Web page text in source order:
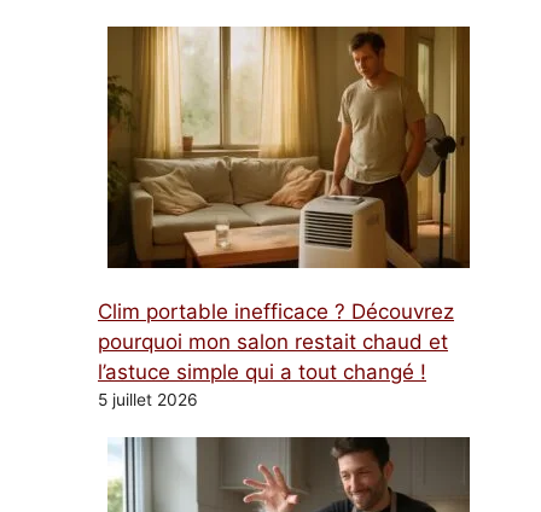
Clim portable inefficace ? Découvrez
pourquoi mon salon restait chaud et
l’astuce simple qui a tout changé !
5 juillet 2026